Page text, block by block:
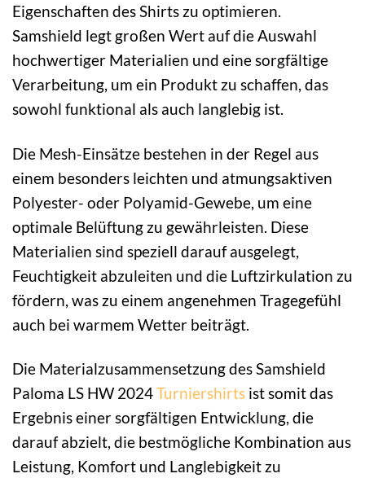
Eigenschaften des Shirts zu optimieren.
Samshield legt großen Wert auf die Auswahl
hochwertiger Materialien und eine sorgfältige
Verarbeitung, um ein Produkt zu schaffen, das
sowohl funktional als auch langlebig ist.
Die Mesh-Einsätze bestehen in der Regel aus
einem besonders leichten und atmungsaktiven
Polyester- oder Polyamid-Gewebe, um eine
optimale Belüftung zu gewährleisten. Diese
Materialien sind speziell darauf ausgelegt,
Feuchtigkeit abzuleiten und die Luftzirkulation zu
fördern, was zu einem angenehmen Tragegefühl
auch bei warmem Wetter beiträgt.
Die Materialzusammensetzung des Samshield
Paloma LS HW 2024Turniershirts ist somit das
Ergebnis einer sorgfältigen Entwicklung, die
darauf abzielt, die bestmögliche Kombination aus
Leistung, Komfort und Langlebigkeit zu